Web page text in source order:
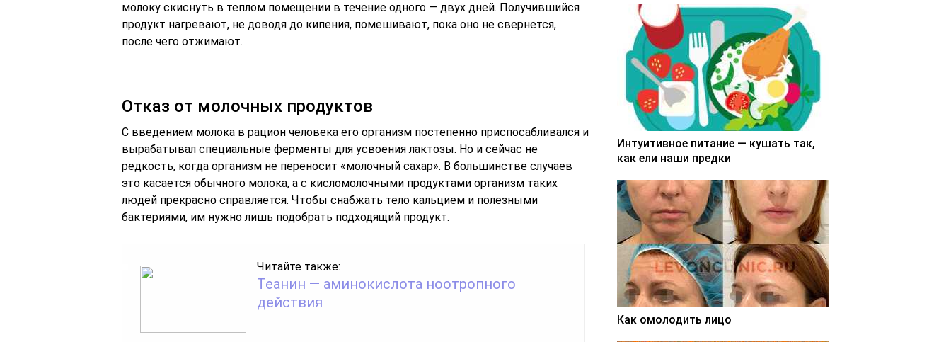
молоку скиснуть в теплом помещении в течение одного — двух дней. Получившийся
продукт нагревают, не доводя до кипения, помешивают, пока оно не свернется,
после чего отжимают.
Отказ от молочных продуктов
С введением молока в рацион человека его организм постепенно приспосабливался и
вырабатывал специальные ферменты для усвоения лактозы. Но и сейчас не
редкость, когда организм не переносит «молочный сахар». В большинстве случаев
это касается обычного молока, а с кисломолочными продуктами организм таких
людей прекрасно справляется. Чтобы снабжать тело кальцием и полезными
бактериями, им нужно лишь подобрать подходящий продукт.
Читайте также:
Теанин — аминокислота ноотропного
действия
Интуитивное питание — кушать так,
как ели наши предки
Как омолодить лицо